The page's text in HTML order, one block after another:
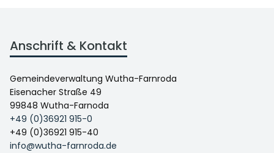
Anschrift & Kontakt
Gemeindeverwaltung Wutha-Farnroda
Eisenacher Straße 49
99848 Wutha-Farnoda
+49 (0)36921 915-0
+49 (0)36921 915-40
info@wutha-farnroda.de